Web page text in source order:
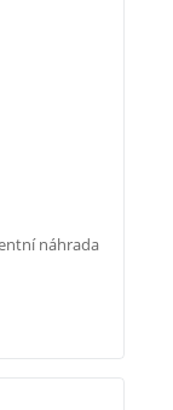
náhrada